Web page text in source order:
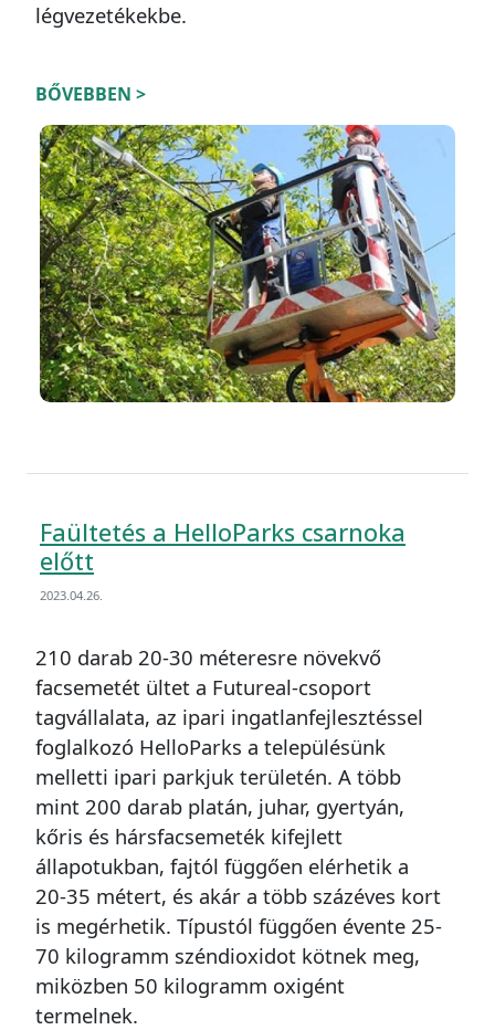
légvezetékekbe.
BŐVEBBEN >
Faültetés a HelloParks csarnoka
előtt
2023.04.26.
210 darab 20-30 méteresre növekvő
facsemetét ültet a Futureal-csoport
tagvállalata, az ipari ingatlanfejlesztéssel
foglalkozó HelloParks a településünk
melletti ipari parkjuk területén. A több
mint 200 darab platán, juhar, gyertyán,
kőris és hársfacsemeték kifejlett
állapotukban, fajtól függően elérhetik a
20-35 métert, és akár a több százéves kort
is megérhetik. Típustól függően évente 25-
70 kilogramm széndioxidot kötnek meg,
miközben 50 kilogramm oxigént
termelnek.